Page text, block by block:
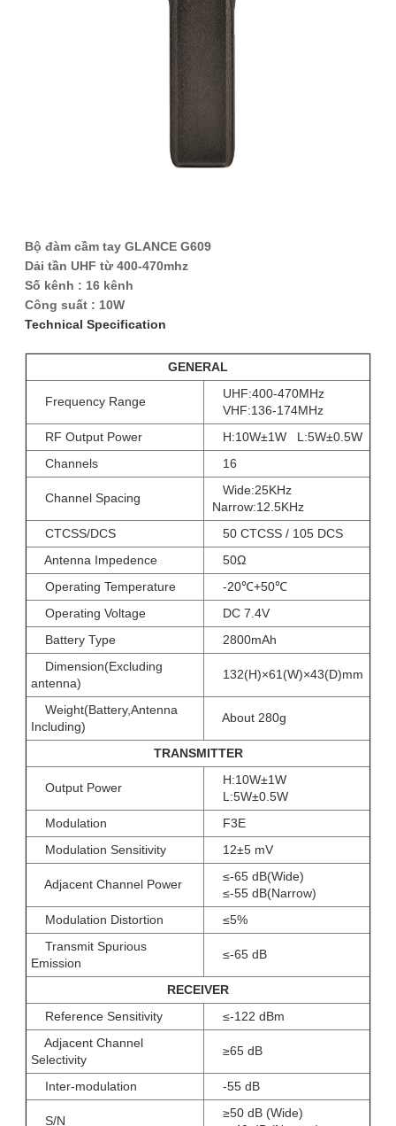
Bộ đàm cầm tay GLANCE G609
Dải tần UHF từ 400-470mhz
Số kênh : 16 kênh
Công suất : 10W
Technical Specification
GENERAL
Frequency Range
UHF:400-470MHz
VHF:136-174MHz
RF Output Power
H:10W±1W L:5W±0.5W
Channels
16
Channel Spacing
Wide:25KHz
Narrow:12.5KHz
CTCSS/DCS
50 CTCSS / 105 DCS
Antenna Impedence
50Ω
Operating Temperature
-20℃+50℃
Operating Voltage
DC 7.4V
Battery Type
2800mAh
Dimension(Excluding
antenna)
132(H)×61(W)×43(D)mm
Weight(Battery,Antenna
Including)
About 280g
TRANSMITTER
Output Power
H:10W±1W
L:5W±0.5W
Modulation
F3E
Modulation Sensitivity
12±5 mV
Adjacent Channel Power
≤-65 dB(Wide)
≤-55 dB(Narrow)
Modulation Distortion
≤5%
Transmit Spurious
Emission
≤-65 dB
RECEIVER
Reference Sensitivity
≤-122 dBm
Adjacent Channel
Selectivity
≥65 dB
Inter-modulation -55 dB
S/N
≥50 dB (Wide)